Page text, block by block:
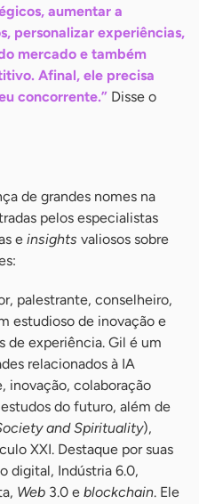
aumentar a
personalizar experiências,
mercado e também
Afinal, ele precisa
concorrente.” Disse o
de grandes nomes na
pelos especialistas
e insights valiosos sobre
palestrante, conselheiro,
estudioso de inovação e
de experiência. Gil é um
relacionados à IA
inovação, colaboração
do futuro, além de
and Spirituality),
XXI. Destaque por suas
digital, Indústria 6.0,
Web 3.0 e blockchain. Ele